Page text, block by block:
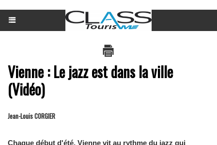
Vienne : Le jazz est dans la ville
(Vidéo)
Jean-Louis CORGIER
Chaque début d'été, Vienne vit au rythme du jazz qui